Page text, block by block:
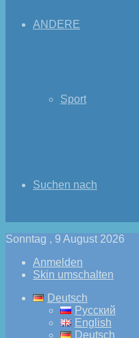
ANDERE
Sport
Suchen nach
Sonntag , 9 August 2026
Anmelden
Skin umschalten
Deutsch
Русский
English
Deutsch